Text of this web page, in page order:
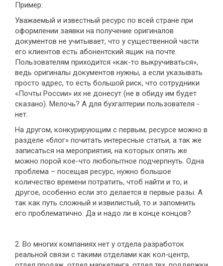
Пример:
Уважаемый и известный ресурс по всей стране при
оформлении заявки на получение оригиналов
документов не учитывает, что у существенной части
его клиентов есть абонентский ящик на почте.
Пользователям приходится «как-то выкручиваться»,
ведь оригиналы документов нужны, а если указывать
просто адрес, то есть большой риск, что сотрудники
«Почты России» их не донесут (не в обиду им будет
сказано). Мелочь? А для бухгалтерии пользователя -
нет.
На другом, конкурирующим с первым, ресурсе можно в
разделе «блог» почитать интересные статьи, а так же
записаться на мероприятия, на которых опять же
можно порой кое-что любопытное подчерпнуть. Одна
проблема – посещая ресурс, нужно большое
количество времени потратить, чтоб найти и то, и
другое, особенно если это делается в первые разы. А
так как путь сложный и извилистый, то и запомнить
его проблематично. Да и надо ли в конце концов?
2. Во многих компаниях нет у отдела разработок
реальной связи с такими отделами как кол-центр,